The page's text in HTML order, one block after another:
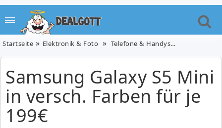
Startseite Elektronik & Foto Telefone & Handys
Samsung Galaxy S5 Mini
in versch. Farben für je
199€